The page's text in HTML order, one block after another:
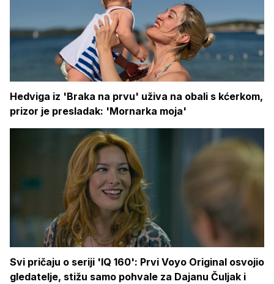
Hedviga iz 'Braka na prvu' uživa na obali s kćerkom,
prizor je presladak: 'Mornarka moja'
Svi pričaju o seriji 'IQ 160': Prvi Voyo Original osvojio
gledatelje, stižu samo pohvale za Dajanu Čuljak i